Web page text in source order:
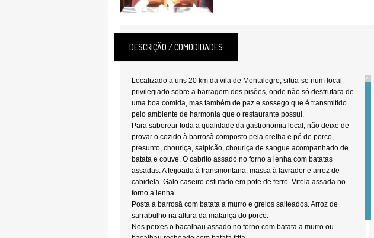
DESCRIÇÃO / COMODIDADES
Localizado a uns 20 km da vila de Montalegre, situa-se num local
privilegiado sobre a barragem dos pisões, onde não só desfrutara de
uma boa comida, mas também de paz e sossego que é transmitido
pelo ambiente de harmonia que o restaurante possui.
Para saborear toda a qualidade da gastronomia local, não deixe de
provar o cozido à barrosã composto pela orelha e pé de porco,
presunto, chouriça, salpicão, chouriça de sangue acompanhado de
batata e couve. O cabrito assado no forno a lenha com batatas
assadas. A feijoada à transmontana, massa à lavrador e arroz de
cabidela. Galo caseiro estufado em pote de ferro. Vitela assada no
forno a lenha.
Posta à barrosã com batata a murro e grelos salteados. Arroz de
sarrabulho na altura da matança do porco.
Nos peixes o bacalhau assado no forno com batata a murro ou